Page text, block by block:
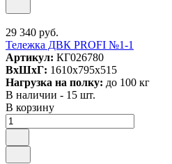
29 340 руб.
Тележка ДВК PROFI №1-1
Артикул: КГ026780
ВxШxГ: 1610x795x515
Нагрузка на полку: до 100 кг
В наличии - 15 шт.
В корзину